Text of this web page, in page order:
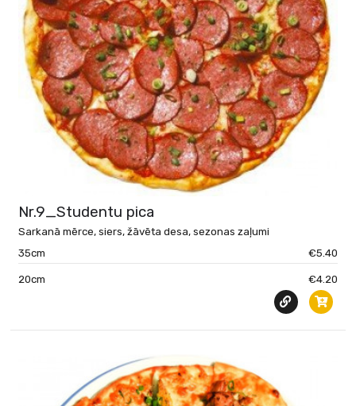
Nr.9_Studentu pica
Sarkanā mērce, siers, žāvēta desa, sezonas zaļumi
35cm
€5.40
20cm €4.20